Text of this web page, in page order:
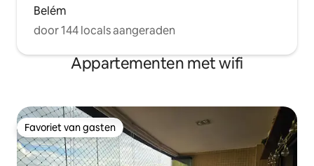
Belém
door 144 locals aangeraden
Appartementen met wifi
Favoriet van gasten
Favoriet van gasten